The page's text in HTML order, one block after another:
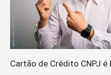
Cartão de Crédito CNPJ é